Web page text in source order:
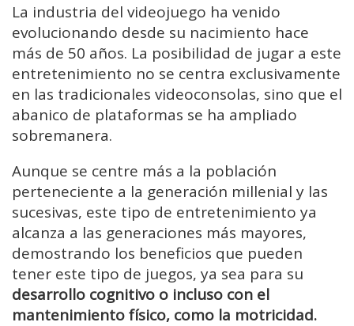
La industria del videojuego ha venido
evolucionando desde su nacimiento hace
más de 50 años. La posibilidad de jugar a este
entretenimiento no se centra exclusivamente
en las tradicionales videoconsolas, sino que el
abanico de plataformas se ha ampliado
sobremanera.
Aunque se centre más a la población
perteneciente a la generación millenial y las
sucesivas, este tipo de entretenimiento ya
alcanza a las generaciones más mayores,
demostrando los beneficios que pueden
tener este tipo de juegos, ya sea para su
desarrollo cognitivo o incluso con el
mantenimiento físico, como la motricidad.